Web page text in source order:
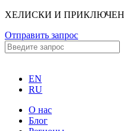
ХЕЛИСКИ И
Отправить запрос
EN
RU
О нас
Блог